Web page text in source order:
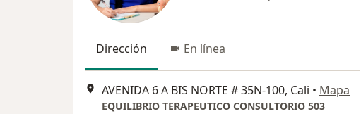
Dirección En línea
AVENIDA 6 A BIS NORTE # 35N-100, Cali • Mapa
EQUILIBRIO TERAPEUTICO CONSULTORIO 503